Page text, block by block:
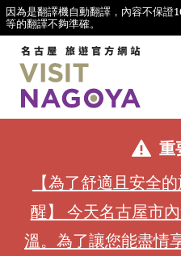
因為是翻譯機自動翻譯，內容不保證
等的翻譯不夠準確。
重
【為了舒適且安全
醒】 今天名古屋市
溫。為了讓您能盡情